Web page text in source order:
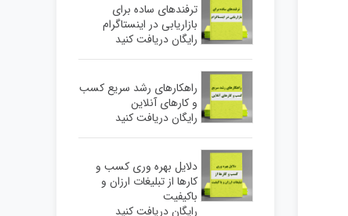
ترفندهای ساده برای
بازاریابی در اینستاگرام
رایگان دریافت کنید
راهکارهای رشد سریع کسب
و کارهای آنلاین
رایگان دریافت کنید
دلایل بهره وری کسب و
کارها از تبلیغات ارزان و
باکیفیت
رایگان دریافت کنید